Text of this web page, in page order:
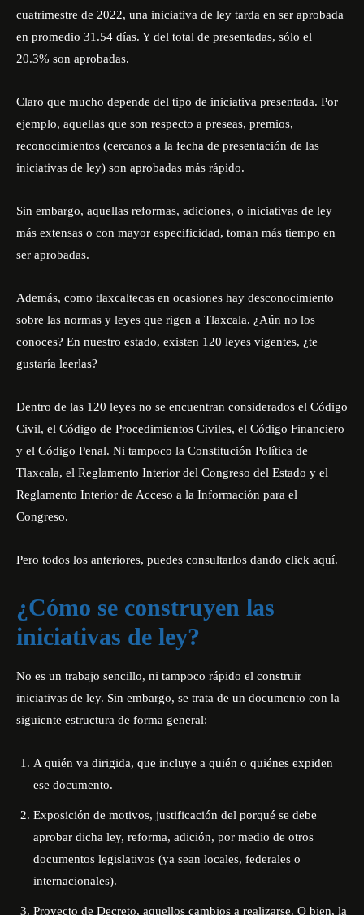
cuatrimestre de 2022, una iniciativa de ley tarda en ser aprobada
en promedio 31.54 días. Y del total de presentadas, sólo el
20.3% son aprobadas.
Claro que mucho depende del tipo de iniciativa presentada. Por
ejemplo, aquellas que son respecto a preseas, premios,
reconocimientos (cercanos a la fecha de presentación de las
iniciativas de ley) son aprobadas más rápido.
Sin embargo, aquellas reformas, adiciones, o iniciativas de ley
más extensas o con mayor especificidad, toman más tiempo en
ser aprobadas.
Además, como tlaxcaltecas en ocasiones hay desconocimiento
sobre las normas y leyes que rigen a Tlaxcala. ¿Aún no los
conoces? En nuestro estado, existen 120 leyes vigentes, ¿te
gustaría leerlas?
Dentro de las 120 leyes no se encuentran considerados el Código
Civil, el Código de Procedimientos Civiles, el Código Financiero
y el Código Penal. Ni tampoco la Constitución Política de
Tlaxcala, el Reglamento Interior del Congreso del Estado y el
Reglamento Interior de Acceso a la Información para el
Congreso.
Pero todos los anteriores, puedes consultarlos dando click aquí.
¿Cómo se construyen las
iniciativas de ley?
No es un trabajo sencillo, ni tampoco rápido el construir
iniciativas de ley. Sin embargo, se trata de un documento con la
siguiente estructura de forma general:
A quién va dirigida, que incluye a quién o quiénes expiden
ese documento.
Exposición de motivos, justificación del porqué se debe
aprobar dicha ley, reforma, adición, por medio de otros
documentos legislativos (ya sean locales, federales o
internacionales).
Proyecto de Decreto, aquellos cambios a realizarse. O bien, la